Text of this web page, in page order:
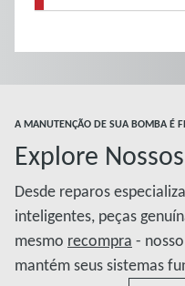
A MANUTENÇÃO DE SUA BOMBA É
Explore
Desde reparos
inteligentes, peças
mesmo recompra -
mantém seus sistemas